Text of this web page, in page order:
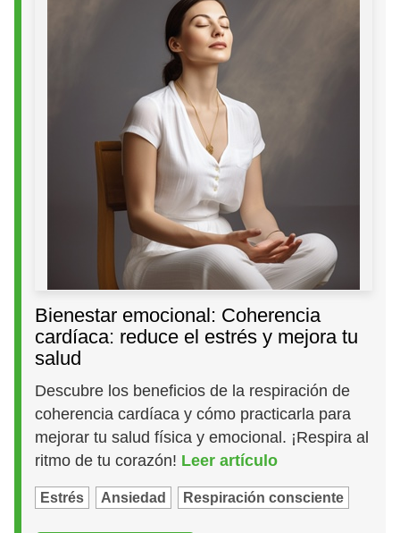
Bienestar emocional: Coherencia
cardíaca: reduce el estrés y mejora tu
salud
Descubre los beneficios de la respiración de
coherencia cardíaca y cómo practicarla para
mejorar tu salud física y emocional. ¡Respira al
ritmo de tu corazón! Leer artículo
Estrés Ansiedad Respiración consciente